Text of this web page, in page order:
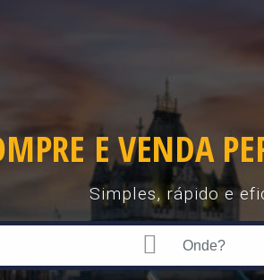
E VENDA
Simples, rápido e